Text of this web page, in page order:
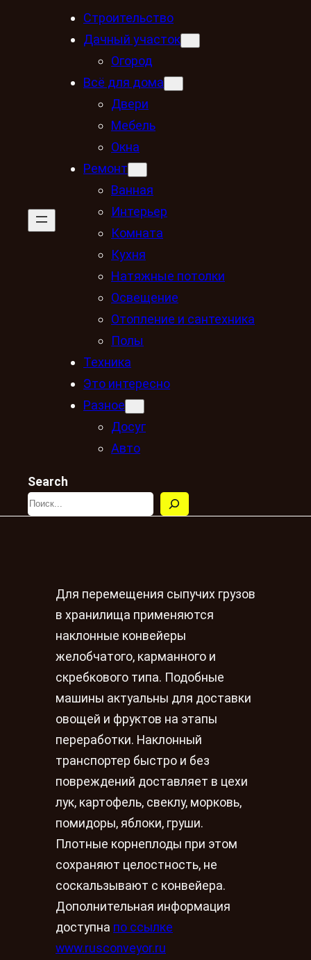
Строительство
Дачный участок
Огород
Всё для дома
Двери
Мебель
Окна
Ремонт
Ванная
Интерьер
Комната
Кухня
Натяжные потолки
Освещение
Отопление и сантехника
Полы
Техника
Это интересно
Разное
Досуг
Авто
Search
Для перемещения сыпучих грузов
в хранилища применяются
наклонные конвейеры
желобчатого, карманного и
скребкового типа. Подобные
машины актуальны для доставки
овощей и фруктов на этапы
переработки. Наклонный
транспортер быстро и без
повреждений доставляет в цехи
лук, картофель, свеклу, морковь,
помидоры, яблоки, груши.
Плотные корнеплоды при этом
сохраняют целостность, не
соскальзывают с конвейера.
Дополнительная информация
доступна по ссылке
www.rusconveyor.ru